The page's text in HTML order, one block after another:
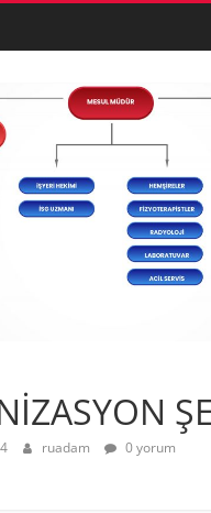
ruadam 0 yorum